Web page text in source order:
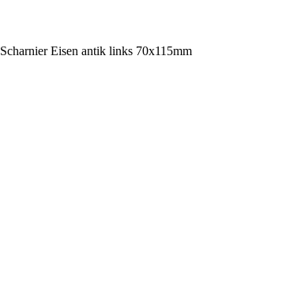
Scharnier Eisen antik links 70x115mm